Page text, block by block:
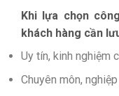
Khi lựa chọn
khách hàng cần
Uy tín, kinh nghiệm
Chuyên môn,